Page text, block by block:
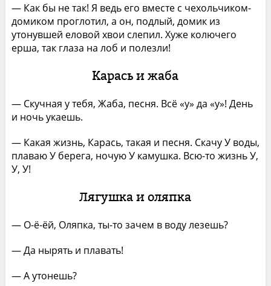
— Как бы не так! Я ведь его вместе с чехольчиком-
домиком проглотил, а он, подлый, домик из
утонувшей еловой хвои слепил. Хуже колючего
ерша, так глаза на лоб и полезли!
Карась и жаба
— Скучная у тебя, Жаба, песня. Всё «у» да «у»! День
и ночь укаешь.
— Какая жизнь, Карась, такая и песня. Скачу У воды,
плаваю У берега, ночую У камушка. Всю-то жизнь У,
У, У!
Лягушка и оляпка
— О-ё-ёй, Оляпка, ты-то зачем в воду лезешь?
— Да нырять и плавать!
— А утонешь?